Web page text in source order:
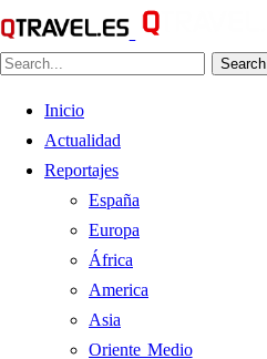
Search
Inicio
Actualidad
Reportajes
España
Europa
África
America
Asia
Oriente Medio